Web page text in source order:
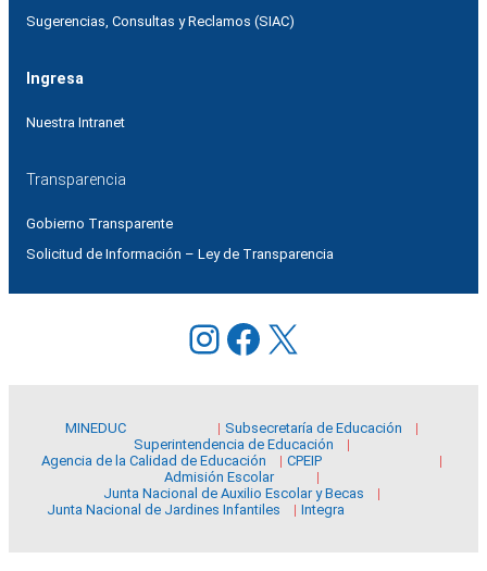
Sugerencias, Consultas y Reclamos (SIAC)
Ingresa
Nuestra Intranet
Transparencia
Gobierno Transparente
Solicitud de Información – Ley de Transparencia
Instagram
Facebook
X
MINEDUC
Subsecretaría de Educación
Superintendencia de Educación
Agencia de la Calidad de Educación
CPEIP
Admisión Escolar
Junta Nacional de Auxilio Escolar y Becas
Junta Nacional de Jardines Infantiles
Integra